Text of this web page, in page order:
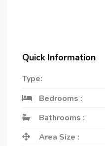
Quick Information
Type:
Bedrooms :
Bathrooms :
Area Size :